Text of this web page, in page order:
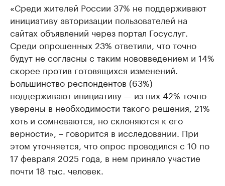
«Среди жителей России 37% не поддерживают
инициативу авторизации пользователей на
сайтах объявлений через портал Госуслуг.
Среди опрошенных 23% ответили, что точно
будут не согласны с таким нововведением и 14%
скорее против готовящихся изменений.
Большинство респондентов (63%)
поддерживают инициативу — из них 42% точно
уверены в необходимости такого решения, 21%
хоть и сомневаются, но склоняются к его
верности», – говорится в исследовании. При
этом уточняется, что опрос проводился с 10 по
17 февраля 2025 года, в нем приняло участие
почти 18 тыс. человек.